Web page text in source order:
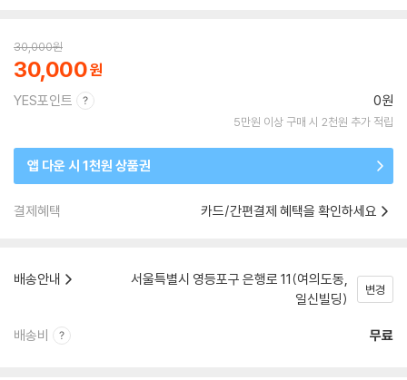
30,000원
30,000
YES포인트 0원
5만원 이상 구매 시 2천원 추가 적립
앱 다운 시 1천원 상품권
결제혜택 카드/간편결제 혜택을 확인하세요
배송안내
서울특별시 영등포구 은행로 11(여의도동,
일신빌딩)
변경
배송비 무료